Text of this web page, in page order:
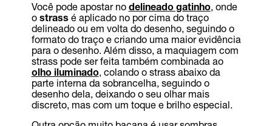
Você pode apostar no delineado gatinho, onde
o strass é aplicado no por cima do traço
delineado ou em volta do desenho, seguindo o
formato do traço e criando uma maior evidência
para o desenho. Além disso, a maquiagem com
strass pode ser feita também combinada ao
olho iluminado, colando o strass abaixo da
parte interna da sobrancelha, seguindo o
desenho dela, deixando o seu olhar mais
discreto, mas com um toque e brilho especial.